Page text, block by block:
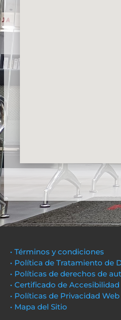
• Términos y condiciones
• Política de Tratamiento de
• Políticas de derechos de
• Certificado de Accesibilidad
• Políticas de Privacidad Web
• Mapa del Sitio